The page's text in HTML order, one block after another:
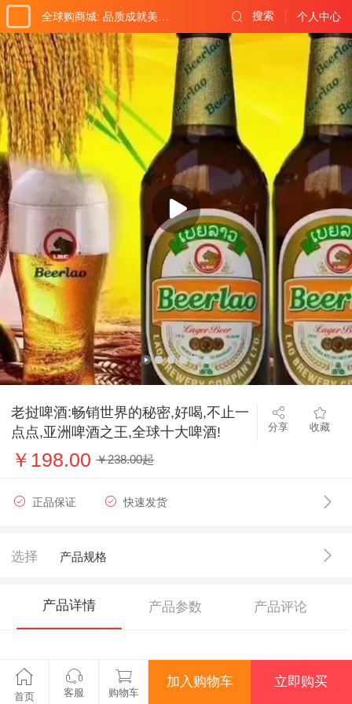
全球购商城: 品质成就美好生活! 个人中心
搜索
老挝啤酒:畅销世界的秘密,好喝,不止一
点点,亚洲啤酒之王,全球十大啤酒!
分享 收藏
￥198.00 ￥238.00起
正品保证 快速发货
选择 产品规格
产品详情 产品参数 产品评论
老挝啤酒精选徳国进口啤酒花，使用欧洲最
传统的配方和工艺，美国时代杂志评为亚洲
首页 客服 购物车
加入购物车 立即购买